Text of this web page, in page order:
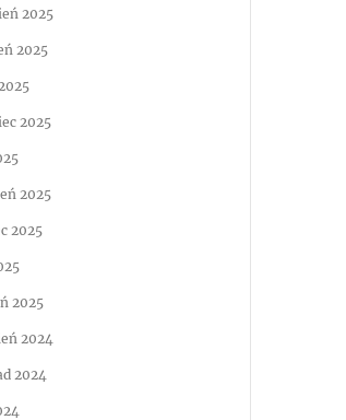
2025
2025
2025
2025
2025
2025
2024
2024